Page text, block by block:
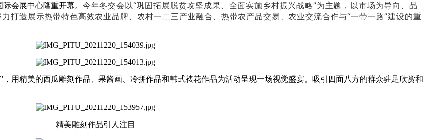
会展中心隆重开幕。 今年冬交会以“巩固拓展脱贫攻坚成果、全面实施乡村振兴战略”为主题，以市场为导向、品
打造展示热带特色高效农业品牌、农村一二三产业融合、热带农产品交易、农业交流合作与“一带一路”建设的重
用精美的西瓜雕刻作品、果酱画、冷拼作品和韩式裱花作品为活动呈现一场视觉盛宴。吸引四面八方的群众驻足欣赏和
精美雕刻作品引人注目